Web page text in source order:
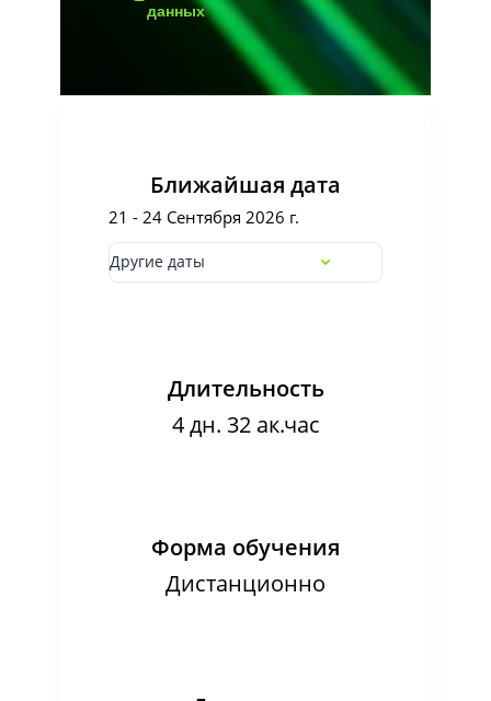
данных
Ближайшая дата
21 - 24 Сентября 2026 г.
Другие даты
Длительность
4 дн. 32 ак.час
Форма обучения
Дистанционно